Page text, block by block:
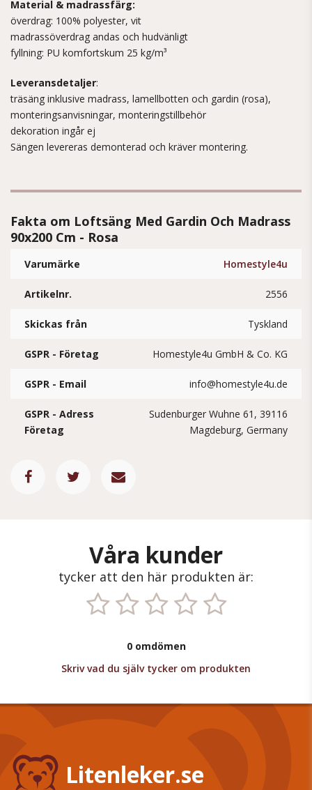
Material & madrassfärg:
överdrag: 100% polyester, vit
madrassöverdrag andas och hudvänligt
fyllning: PU komfortskum 25 kg/m³
Leveransdetaljer:
träsäng inklusive madrass, lamellbotten och gardin (rosa),
monteringsanvisningar, monteringstillbehör
dekoration ingår ej
Sängen levereras demonterad och kräver montering.
Fakta om Loftsäng Med Gardin Och Madrass
90x200 Cm - Rosa
Varumärke Homestyle4u
Artikelnr. 2556
Skickas från Tyskland
GSPR - Företag Homestyle4u GmbH & Co. KG
GSPR - Email info@homestyle4u.de
GSPR - Adress
Företag
Sudenburger Wuhne 61, 39116
Magdeburg, Germany
Våra kunder
tycker att den här produkten är:
0 omdömen
Skriv vad du själv tycker om produkten
Litenleker.se